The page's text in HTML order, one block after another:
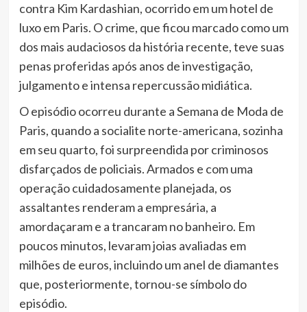
contra Kim Kardashian, ocorrido em um hotel de
luxo em Paris. O crime, que ficou marcado como um
dos mais audaciosos da história recente, teve suas
penas proferidas após anos de investigação,
julgamento e intensa repercussão midiática.
O episódio ocorreu durante a Semana de Moda de
Paris, quando a socialite norte-americana, sozinha
em seu quarto, foi surpreendida por criminosos
disfarçados de policiais. Armados e com uma
operação cuidadosamente planejada, os
assaltantes renderam a empresária, a
amordaçaram e a trancaram no banheiro. Em
poucos minutos, levaram joias avaliadas em
milhões de euros, incluindo um anel de diamantes
que, posteriormente, tornou-se símbolo do
episódio.